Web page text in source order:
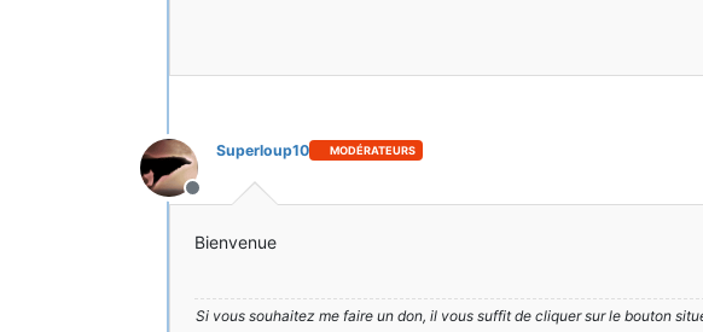
Hors-ligne
Superloup10 MODÉRATEURS
Bienvenue
Si vous souhaitez me faire un don, il vous suffit de cliquer sur le bouton